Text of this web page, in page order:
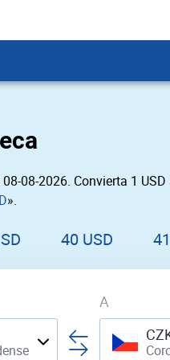
08-2026. Convierta 1
».
40 USD
A